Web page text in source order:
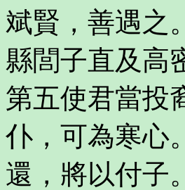
斌賢，善遇之
縣閭子直及高
第五使君當投
仆，可為寒心
還，將以付子